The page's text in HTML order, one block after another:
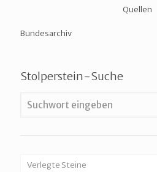
Quellen
Bundesarchiv
Stolperstein-Suche
Verlegte Steine